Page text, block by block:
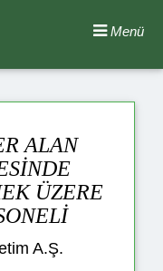
Menü
ALAN
ÜZERE
A.Ş.